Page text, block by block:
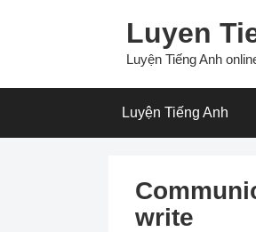
Luyen
Luyện Tiếng Anh
Luyện Tiếng Anh
write